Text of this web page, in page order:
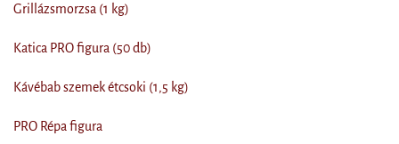
Grillázsmorzsa (1 kg)
Katica PRO figura (50 db)
Kávébab szemek étcsoki (1,5 kg)
PRO Répa figura